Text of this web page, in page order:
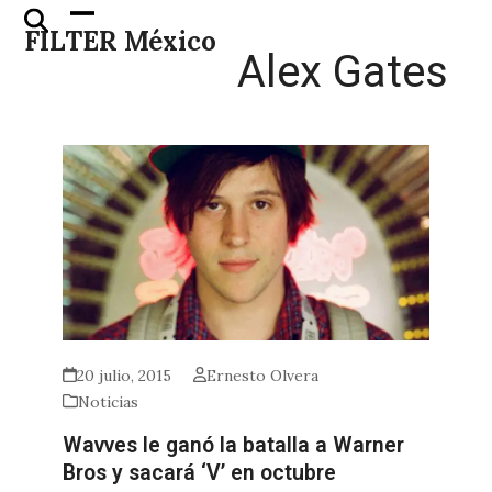
Skip
FILTER México
Open
mobile
Close
mobile
Alex Gates
20 julio, 2015
Ernesto Olvera
Noticias
Wavves le ganó la batalla a Warner
Bros y sacará ‘V’ en octubre